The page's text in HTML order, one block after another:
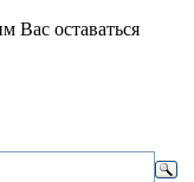
Вас оставаться